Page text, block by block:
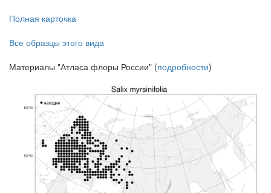
Полная карточка
Все образцы этого вида
Материалы "Атласа флоры России" (подробности)